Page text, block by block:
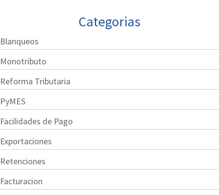
Categorias
Blanqueos
Monotributo
Reforma Tributaria
PyMES
Facilidades de Pago
Exportaciones
Retenciones
Facturacion